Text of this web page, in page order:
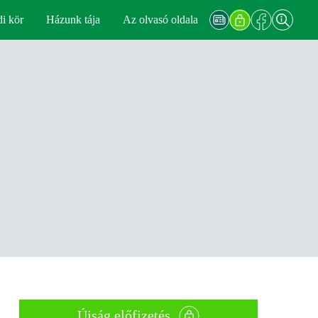
kör Házunk tája Az olvasó oldala